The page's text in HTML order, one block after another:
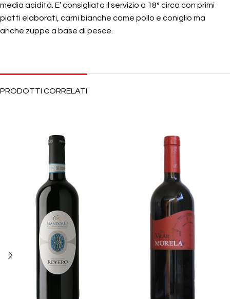
media acidità. E’ consigliato il servizio a 18° circa con primi
piatti elaborati, carni bianche come pollo e coniglio ma
anche zuppe a base di pesce.
PRODOTTI CORRELATI